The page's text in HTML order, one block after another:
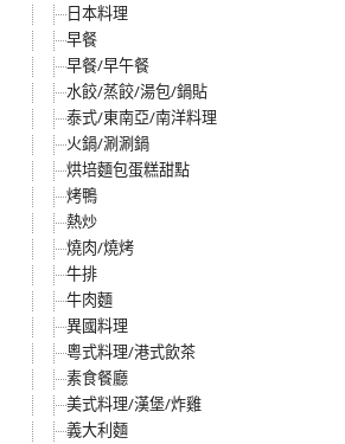
日本料理
早餐
早餐/早午餐
水餃/蒸餃/湯包/鍋貼
泰式/東南亞/南洋料理
火鍋/涮涮鍋
烘培麵包蛋糕甜點
烤鴨
熱炒
燒肉/燒烤
牛排
牛肉麵
異國料理
粵式料理/港式飲茶
素食餐廳
美式料理/漢堡/炸雞
義大利麵